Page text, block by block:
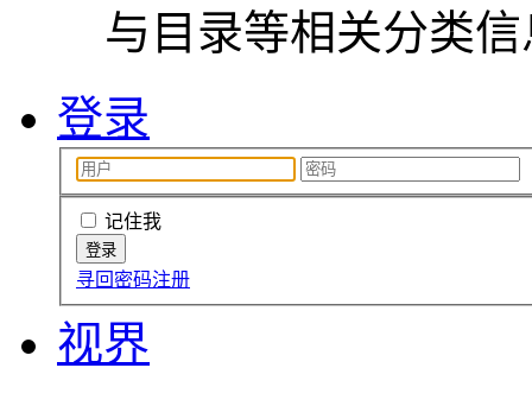
与目录等相关分类
登录
记住我
寻回密码注册
视界